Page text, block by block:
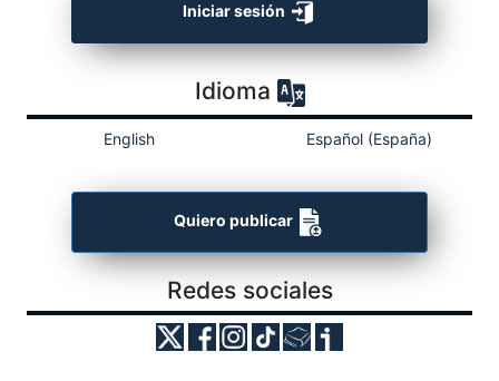
Iniciar sesión
Idioma
English Español (España)
Quiero publicar
Redes sociales